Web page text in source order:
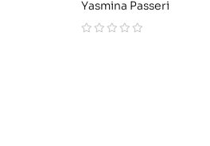
Yasmina Passeri